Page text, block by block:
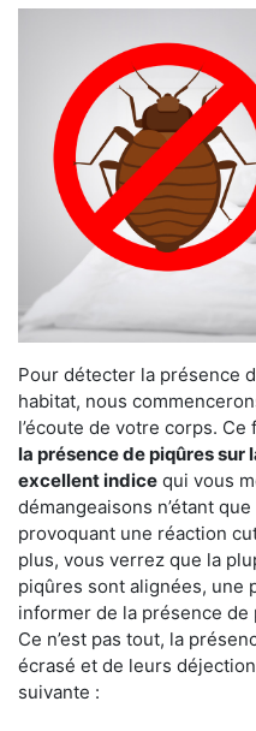
Pour détecter la présence
habitat, nous
l’écoute de votre corps. Ce
la présence de piqûres sur
excellent indice qui vous
démangeaisons n’étant
provoquant une réaction
plus, vous verrez que la
piqûres sont alignées, une
informer de la présence de
Ce n’est pas tout, la
écrasé et de leurs
suivante :